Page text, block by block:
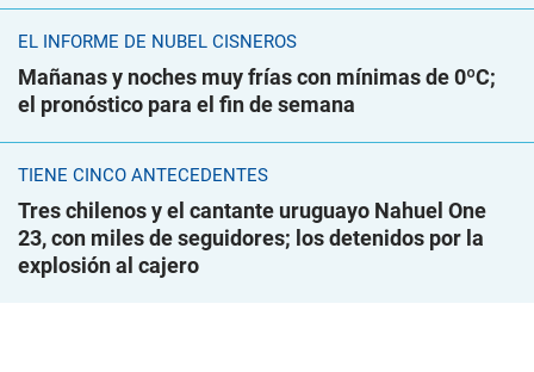
EL INFORME DE NUBEL CISNEROS
Mañanas y noches muy frías con mínimas de 0ºC;
el pronóstico para el fin de semana
TIENE CINCO ANTECEDENTES
Tres chilenos y el cantante uruguayo Nahuel One
23, con miles de seguidores; los detenidos por la
explosión al cajero